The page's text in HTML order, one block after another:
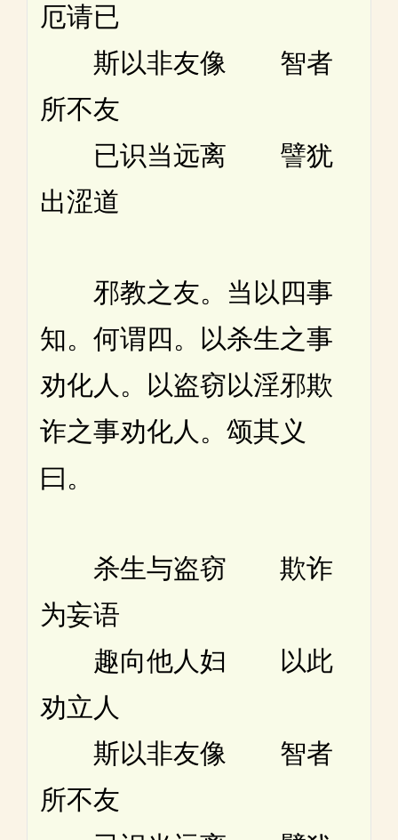
厄请已
斯以非友像 智者
所不友
已识当远离 譬犹
出涩道
邪教之友。当以四事
知。何谓四。以杀生之事
劝化人。以盗窃以淫邪欺
诈之事劝化人。颂其义
曰。
杀生与盗窃 欺诈
为妄语
趣向他人妇 以此
劝立人
斯以非友像 智者
所不友